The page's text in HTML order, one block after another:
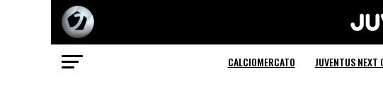
CALCIOMERCATO JUVENTUS NEXT